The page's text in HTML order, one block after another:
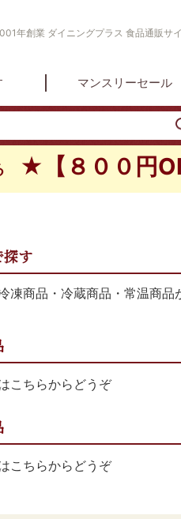
年創業 ダイニングプラス 食品通販サ
マンスリーセール
★【８００円
す
凍商品・冷蔵商品・常温商品
こちらからどうぞ
こちらからどうぞ